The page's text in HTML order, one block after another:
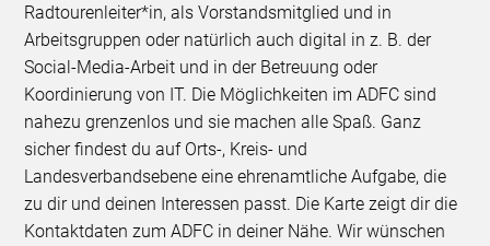
Radtourenleiter*in, als Vorstandsmitglied und in
Arbeitsgruppen oder natürlich auch digital in z. B. der
Social-Media-Arbeit und in der Betreuung oder
Koordinierung von IT. Die Möglichkeiten im ADFC sind
nahezu grenzenlos und sie machen alle Spaß. Ganz
sicher findest du auf Orts-, Kreis- und
Landesverbandsebene eine ehrenamtliche Aufgabe, die
zu dir und deinen Interessen passt. Die Karte zeigt dir die
Kontaktdaten zum ADFC in deiner Nähe. Wir wünschen